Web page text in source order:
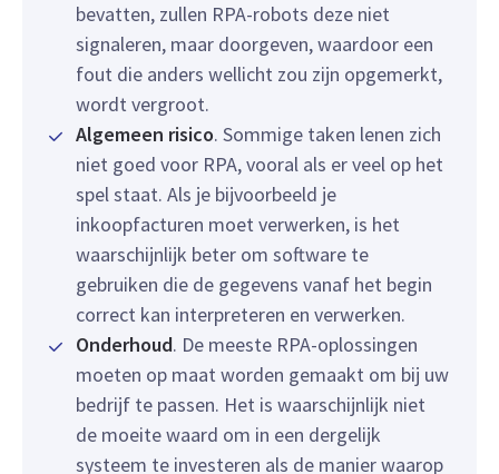
bevatten, zullen RPA-robots deze niet
signaleren, maar doorgeven, waardoor een
fout die anders wellicht zou zijn opgemerkt,
wordt vergroot.
Algemeen risico. Sommige taken lenen zich
niet goed voor RPA, vooral als er veel op het
spel staat. Als je bijvoorbeeld je
inkoopfacturen moet verwerken, is het
waarschijnlijk beter om software te
gebruiken die de gegevens vanaf het begin
correct kan interpreteren en verwerken.
Onderhoud. De meeste RPA-oplossingen
moeten op maat worden gemaakt om bij uw
bedrijf te passen. Het is waarschijnlijk niet
de moeite waard om in een dergelijk
systeem te investeren als de manier waarop